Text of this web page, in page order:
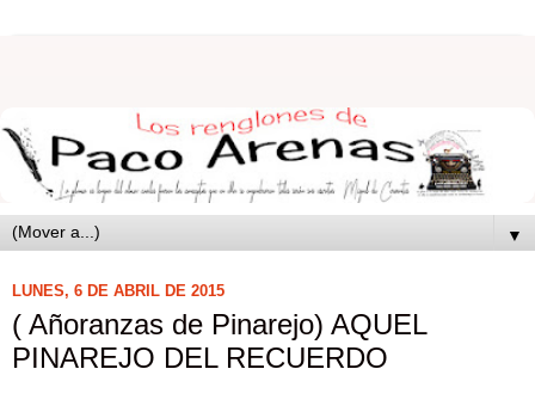
▼
LUNES, 6 DE ABRIL DE 2015
( Añoranzas de Pinarejo) AQUEL
PINAREJO DEL RECUERDO